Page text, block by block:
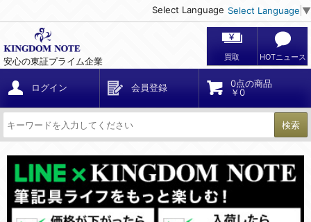
Select Language Select Language ▼
安心の東証プライム企業 買取 HOTニュース
ログイン 会員登録
0点の商品
￥0
検索